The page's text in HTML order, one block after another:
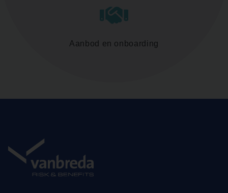
Aanbod en onboarding